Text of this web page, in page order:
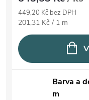
449,20 Kč bez DPH
Měrná cena:
201,31 Kč / 1 m
Barva a
m